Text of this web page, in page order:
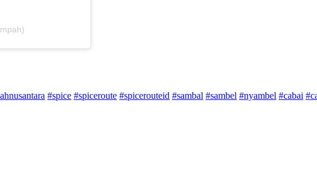
#spice #spiceroute #spicerouteid #sambal #sambel #nyambel #cabai